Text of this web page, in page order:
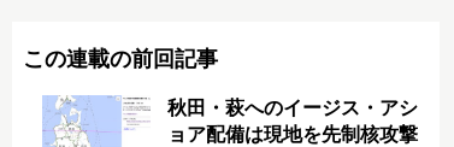
この連載の前回記事
秋田・萩へのイージス・アシ
ョア配備は現地を先制核攻撃